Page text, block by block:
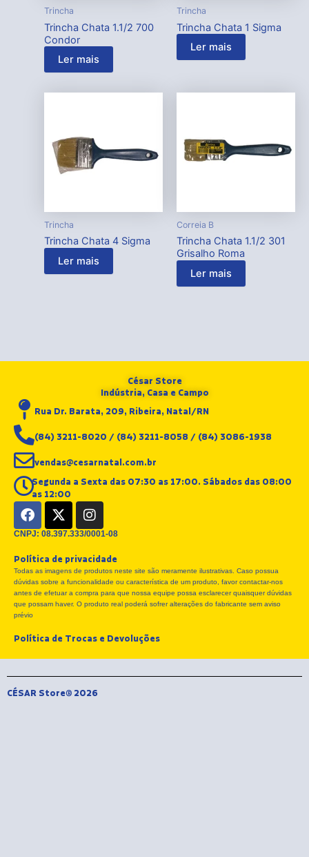
Trincha
Trincha Chata 1.1/2 700
Condor
Ler mais
Trincha
Trincha Chata 1 Sigma
Ler mais
Trincha
Trincha Chata 4 Sigma
Ler mais
Correia B
Trincha Chata 1.1/2 301
Grisalho Roma
Ler mais
César Store
Indústria, Casa e Campo
Rua Dr. Barata, 209, Ribeira, Natal/RN
(84) 3211-8020 / (84) 3211-8058 / (84) 3086-1938
vendas@cesarnatal.com.br
Segunda a Sexta das 07:30 as 17:00. Sábados das 08:00
as 12:00
F
a
c
b
o
o
k
X
-
t
i
t
t
e
I
n
s
a
g
r
a
CNPJ: 08.397.333/0001-08
Política de privacidade
Todas as imagens de produtos neste site são meramente ilustrativas. Caso possua
dúvidas sobre a funcionalidade ou característica de um produto, favor contactar-nos
antes de efetuar a compra para que nossa equipe possa esclarecer quaisquer dúvidas
que possam haver. O produto real poderá sofrer alterações do fabricante sem aviso
prévio
Política de Trocas e Devoluções
CÉSAR Store® 2026